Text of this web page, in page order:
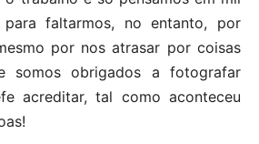
faltarmos, no entanto, por
por nos atrasar por coisas
somos obrigados a fotografar
acreditar, tal como aconteceu